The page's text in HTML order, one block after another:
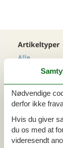
Artikeltyper
Alle
Din Cofman
Område
Danmark
Sjælland
Nordsjælland
Nødvendige
derfor ikke
Hvis du giver
du os med at
videresendt